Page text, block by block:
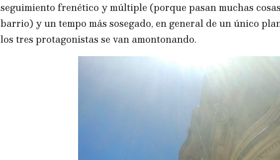
seguimiento frenético y múltiple (porque pasan muchas
barrio) y un tempo más sosegado, en general de un único
los tres protagonistas se van amontonando.